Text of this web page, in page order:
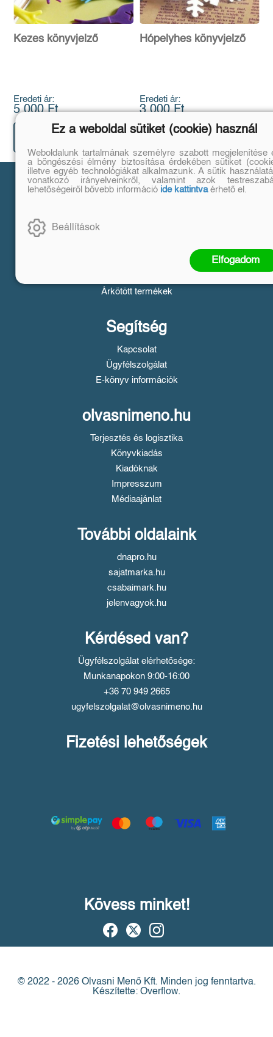
Kezes könyvjelző
Eredeti ár:
5 000 Ft
Hópelyhes könyvjelző
Eredeti ár:
3 000 Ft
Kosárba
Vásárlás
Tájékoztató a Simple fizetésről
Árkötött termékek
Segítség
Kapcsolat
Ügyfélszolgálat
E-könyv információk
olvasnimeno.hu
Terjesztés és logisztika
Könyvkiadás
Kiadóknak
Impresszum
Médiaajánlat
További oldalaink
dnapro.hu
sajatmarka.hu
csabaimark.hu
jelenvagyok.hu
Kérdésed van?
Ügyfélszolgálat elérhetősége:
Munkanapokon 9:00-16:00
+36 70 949 2665
ugyfelszolgalat@olvasnimeno.hu
Fizetési lehetőségek
Kövess minket!
© 2022 - 2026 Olvasni Menő Kft. Minden jog fenntartva.
Készítette: Overflow.
Ez a weboldal sütiket (cookie) használ
Weboldalunk tartalmának személyre szabott megjelenítése
a böngészési élmény biztosítása érdekében sütiket
illetve egyéb technológiákat alkalmazunk. A sütik
vonatkozó irányelveinkről, valamint azok
lehetőségeiről bővebb információ ide kattintvaérhető el.
Beállítások
Elfogadom